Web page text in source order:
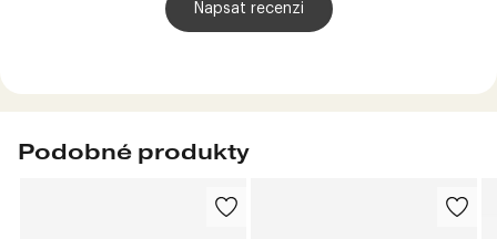
Napsat recenzi
Podobné produkty